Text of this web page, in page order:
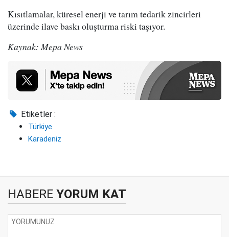
Kısıtlamalar, küresel enerji ve tarım tedarik zincirleri
üzerinde ilave baskı oluşturma riski taşıyor.
Kaynak: Mepa News
Etiketler :
Türkiye
Karadeniz
HABERE YORUM KAT